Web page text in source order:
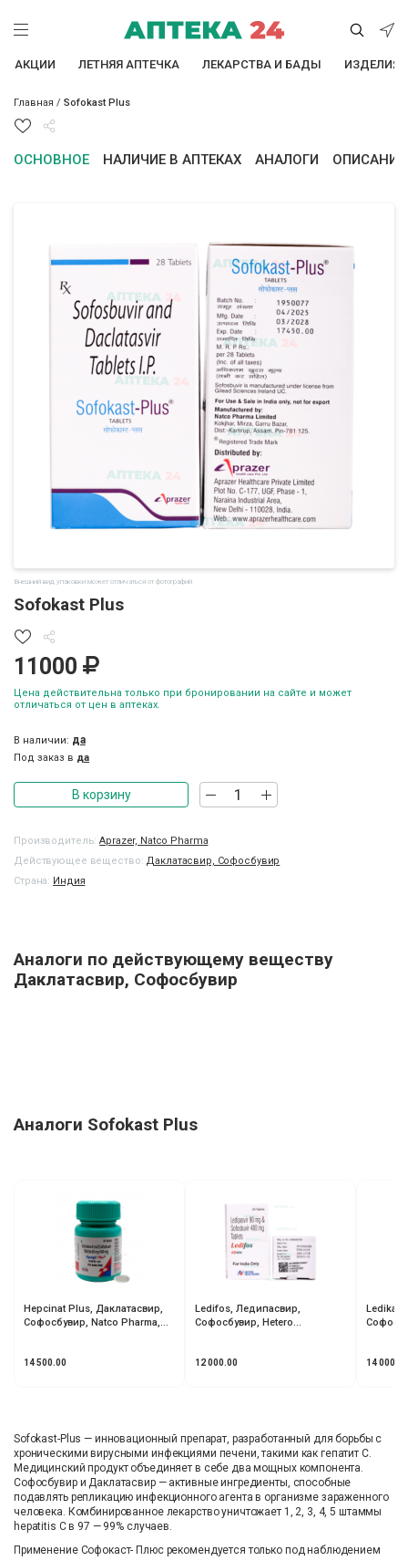
АКЦИИ ЛЕТНЯЯ АПТЕЧКА ЛЕКАРСТВА И БАДЫ ИЗДЕЛИЯ
Главная / Sofokast Plus
ОСНОВНОЕ НАЛИЧИЕ В АПТЕКАХ АНАЛОГИ ОПИСАНИЕ
Внешний вид упаковки может отличаться от фотографий
Sofokast Plus
11000
Цена действительна только при бронировании на сайте и может
отличаться от цен в аптеках.
В наличии: да
Под заказ в да
В корзину
Производитель: Aprazer, Natco Pharma
Действующее вещество: Даклатасвир, Софосбувир
Страна: Индия
Аналоги по действующему веществу
Даклатасвир, Софосбувир
Аналоги Sofokast Plus
Hepcinat Plus, Даклатасвир,
Софосбувир, Natco Pharma,
14 500.00
Ledifos, Ледипасвир,
Софосбувир, Hetero
12 000.00 14 000.00
Sofokast-Plus — инновационный препарат, разработанный для борьбы с
хроническими вирусными инфекциями печени, такими как гепатит C.
Медицинский продукт объединяет в себе два мощных компонента.
Софосбувир и Даклатасвир — активные ингредиенты, способные
подавлять репликацию инфекционного агента в организме зараженного
человека. Комбинированное лекарство уничтожает 1, 2, 3, 4, 5 штаммы
hepatitis C в 97 — 99% случаев.
Применение Софокаст- Плюс рекомендуется только под наблюдением